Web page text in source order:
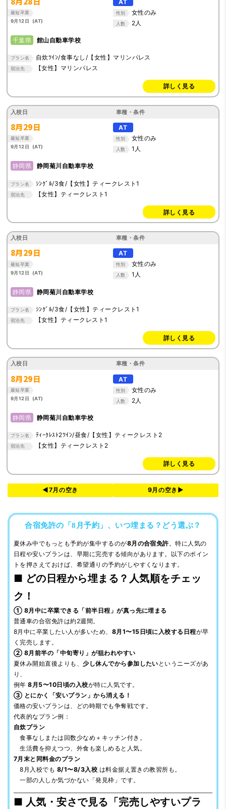
最短卒業
9月12日 (AT)
AT
性別 女性のみ
人数 2人
千葉県 館山自動車学校
プラン名 自炊ﾂｲﾝ/食事なし/【女性】マリンパレス
宿泊先 【女性】マリンパレス
詳しく見る
入校日
8月29日
最短卒業
9月12日 (AT)
車種・条件
AT
性別 女性のみ
人数 1人
静岡県 静岡菊川自動車学校
プラン名 ｼﾝｸﾞﾙ/3食/【女性】ティークレスト1
宿泊先 【女性】ティークレスト1
詳しく見る
入校日
8月29日
最短卒業
9月12日 (AT)
車種・条件
AT
性別 女性のみ
人数 1人
静岡県 静岡菊川自動車学校
プラン名 ｼﾝｸﾞﾙ/3食/【女性】ティークレスト1
宿泊先 【女性】ティークレスト1
詳しく見る
入校日
8月29日
最短卒業
9月12日 (AT)
車種・条件
AT
性別 女性のみ
人数 2人
静岡県 静岡菊川自動車学校
プラン名 ﾃｨｰｸﾚｽﾄ2ﾂｲﾝ/昼食/【女性】ティークレスト2
宿泊先 【女性】ティークレスト2
詳しく見る
◀7月の空き 9月の空き▶
合宿免許の「8月予約」、いつ埋まる？どう選ぶ？
夏休み中でもっとも予約が集中するのが8月の合宿免許。特に人気の
日程や安いプランは、早期に完売する傾向があります。以下のポイン
トを押さえておけば、希望通りの予約がしやすくなります。
■ どの日程から埋まる？人気順をチェッ
ク！
① 8月中に卒業できる「前半日程」が真っ先に埋まる
普通車の合宿免許は約2週間。
8月中に卒業したい人が多いため、 8月1〜15日頃に入校する日程が早
く完売します。
② 8月前半の「中旬寄り」が狙われやすい
夏休み開始直後よりも、少し休んでから参加したい というニーズがあ
り、
例年8月5〜10日頃の入校が特に人気です。
③ とにかく「安いプラン」から消える！
価格の安いプランは、どの時期でも争奪戦です。
代表的なプラン例：
自炊プラン
食事なしまたは回数少なめ＋キッチン付き。
生活費を抑えつつ、外食も楽しめると人気。
7月末と同料金のプラン
8月入校でも 8/1〜8/3入校 は料金据え置きの教習所も。
一部の人しか気づかない「発見枠」です。
■ 人気・安さで見る「完売しやすいプラ